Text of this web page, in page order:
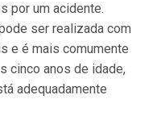
por um acidente.
ser realizada com
e é mais comumente
cinco anos de idade,
adequadamente